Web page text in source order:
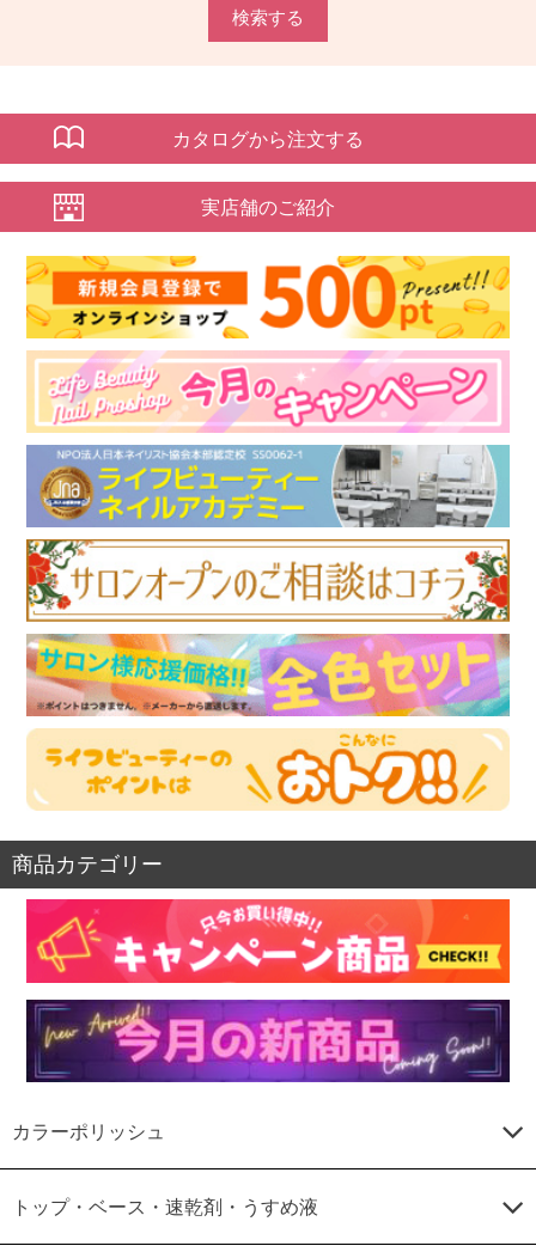
検索する
カタログから注文する
実店舗のご紹介
商品カテゴリー
カラーポリッシュ
トップ・ベース・速乾剤・うすめ液